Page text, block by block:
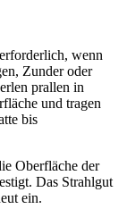
wenn
Zunder oder
prallen in
und tragen
bis
Oberfläche der
Das Strahlgut
ein.